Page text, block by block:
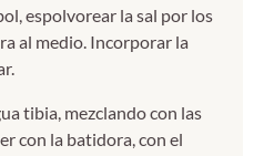
espolvorear la sal por los
al medio. Incorporar la
tibia, mezclando con las
con la batidora, con el